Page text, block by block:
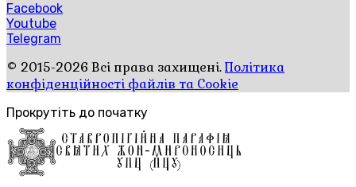
Facebook
Youtube
Telegram
© 2015-2026 Всі права захищені.Політика
конфіденційності файлів та Cookie
Прокрутіть до початку